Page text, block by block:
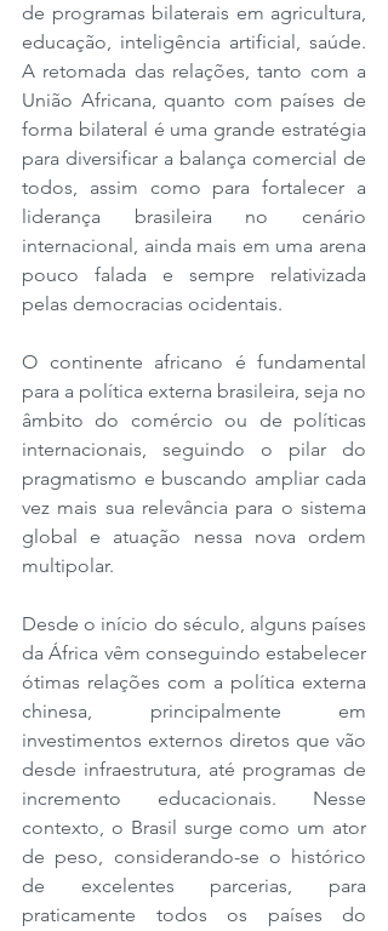
de programas bilaterais em agricultura,
educação, inteligência artificial, saúde.
A retomada das relações, tanto com a
União Africana, quanto com países de
forma bilateral é uma grande estratégia
para diversificar a balança comercial de
todos, assim como para fortalecer a
liderança brasileira no cenário
internacional, ainda mais em uma arena
pouco falada e sempre relativizada
pelas democracias ocidentais.
O continente africano é fundamental
para a política externa brasileira, seja no
âmbito do comércio ou de políticas
internacionais, seguindo o pilar do
pragmatismo e buscando ampliar cada
vez mais sua relevância para o sistema
global e atuação nessa nova ordem
multipolar.
Desde o início do século, alguns países
da África vêm conseguindo estabelecer
ótimas relações com a política externa
chinesa, principalmente em
investimentos externos diretos que vão
desde infraestrutura, até programas de
incremento educacionais. Nesse
contexto, o Brasil surge como um ator
de peso, considerando-se o histórico
de excelentes parcerias, para
praticamente todos os países do